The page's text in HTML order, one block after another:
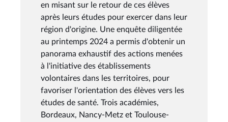
en misant sur le retour de ces élèves
après leurs études pour exercer dans leur
région d'origine. Une enquête diligentée
au printemps 2024 a permis d'obtenir un
panorama exhaustif des actions menées
à l'initiative des établissements
volontaires dans les territoires, pour
favoriser l'orientation des élèves vers les
études de santé. Trois académies,
Bordeaux, Nancy-Metz et Toulouse-